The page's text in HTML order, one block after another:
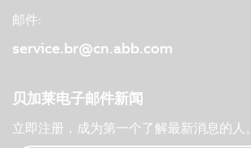
邮件:
service.br@cn.abb.com
贝加莱电子邮件新闻
立即注册，成为第一个了解最新消息的人。